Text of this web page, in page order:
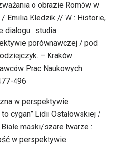
o obrazie Romów w
Emilia Kledzik // W : Historie,
dialogu : studia
porównawczej / pod
– Kraków :
Prac Naukowych
496
w perspektywie
cygan” Lidii Ostałowskiej /
maski/szare twarze :
w perspektywie